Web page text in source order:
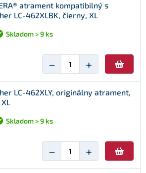
atrament kompatibilný s
LC-462XLBK, čierny, XL
Skladom > 9 ks
− +
LC-462XLY, originálny atrament,
Skladom > 9 ks
− +